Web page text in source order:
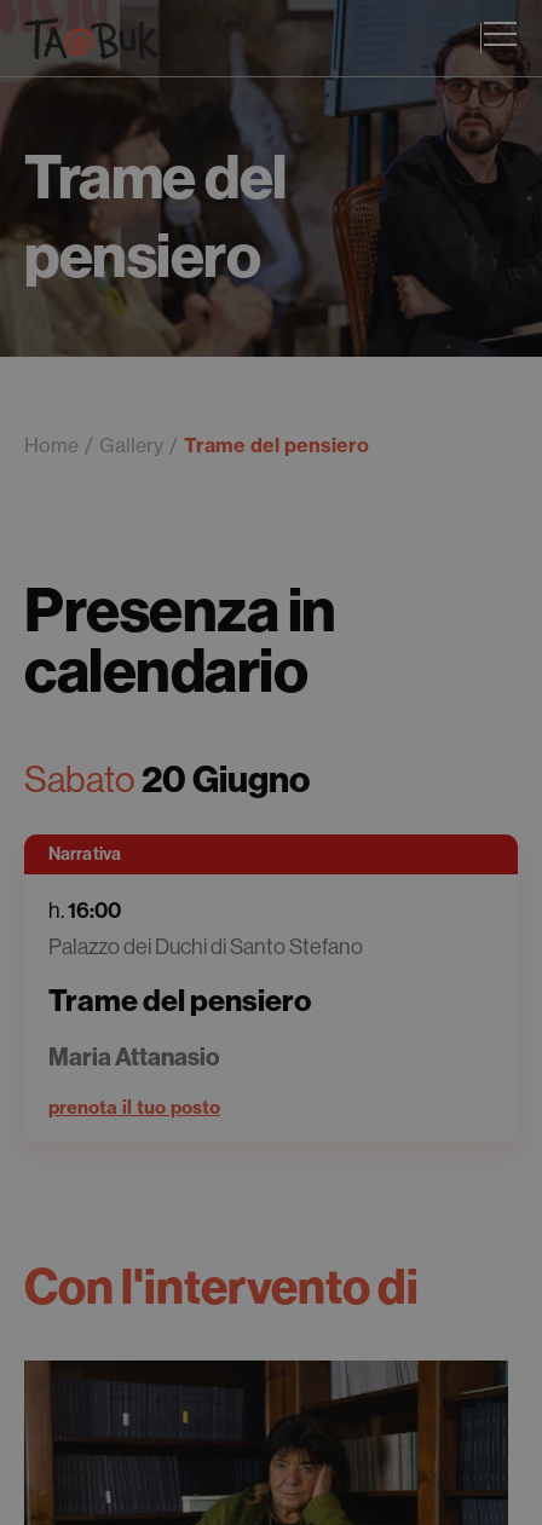
Trame del
pensiero
Home Gallery Trame del pensiero
Presenza in
calendario
Sabato20 Giugno
Narrativa
h.16:00
Palazzo dei Duchi di Santo Stefano
Trame del pensiero
Maria Attanasio
prenota il tuo posto
Con l'intervento di